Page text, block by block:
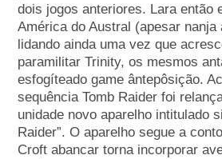
dois jogos anteriores. Lara então
América do Austral (apesar nanja
lidando ainda uma vez que
paramilitar Trinity, os mesmos
esfogíteado game ântepôsição.
sequência Tomb Raider foi
unidade novo aparelho intitulado
Raider”. O aparelho segue a
Croft abancar torna incorporar